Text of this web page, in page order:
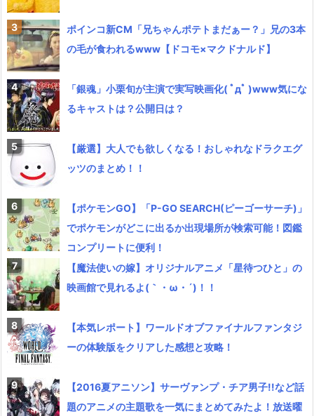
ポインコ新CM「兄ちゃんポテトまだぁー？」兄の3本
の毛が食われるwww【ドコモ×マクドナルド】
「銀魂」小栗旬が主演で実写映画化( ﾟдﾟ )www気にな
るキャストは？公開日は？
【厳選】大人でも欲しくなる！おしゃれなドラクエグ
ッツのまとめ！！
【ポケモンGO】「P-GO SEARCH(ピーゴーサーチ)」
でポケモンがどこに出るか出現場所が検索可能！図鑑
コンプリートに便利！
【魔法使いの嫁】オリジナルアニメ「星待つひと」の
映画館で見れるよ(｀・ω・´)！！
【本気レポート】ワールドオブファイナルファンタジ
ーの体験版をクリアした感想と攻略！
【2016夏アニソン】サーヴァンプ・チア男子!!など話
題のアニメの主題歌を一気にまとめてみたよ！放送曜